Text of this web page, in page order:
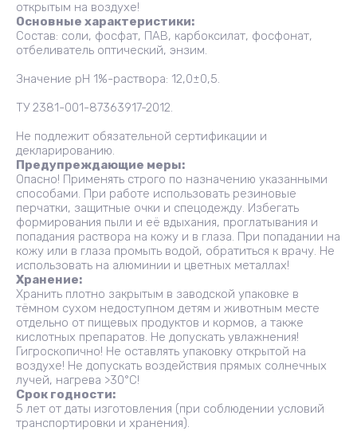
открытым на воздухе!
Основные характеристики:
Состав: соли, фосфат, ПАВ, карбоксилат, фосфонат,
отбеливатель оптический, энзим.
Значение pH 1%-раствора: 12,0±0,5.
ТУ 2381-001-87363917-2012.
Не подлежит обязательной сертификации и
декларированию.
Предупреждающие меры:
Опасно! Применять строго по назначению указанными
способами. При работе использовать резиновые
перчатки, защитные очки и спецодежду. Избегать
формирования пыли и её вдыхания, проглатывания и
попадания раствора на кожу и в глаза. При попадании на
кожу или в глаза промыть водой, обратиться к врачу. Не
использовать на алюминии и цветных металлах!
Хранение:
Хранить плотно закрытым в заводской упаковке в
тёмном сухом недоступном детям и животным месте
отдельно от пищевых продуктов и кормов, а также
кислотных препаратов. Не допускать увлажнения!
Гигроскопично! Не оставлять упаковку открытой на
воздухе! Не допускать воздействия прямых солнечных
лучей, нагрева >30°С!
Срок годности:
5 лет от даты изготовления (при соблюдении условий
транспортировки и хранения).